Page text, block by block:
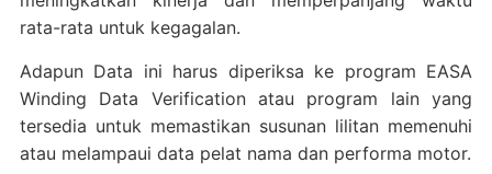
rata-rata untuk kegagalan.
Adapun Data ini harus diperiksa ke program EASA
Winding Data Verification atau program lain yang
tersedia untuk memastikan susunan lilitan memenuhi
atau melampaui data pelat nama dan performa motor.